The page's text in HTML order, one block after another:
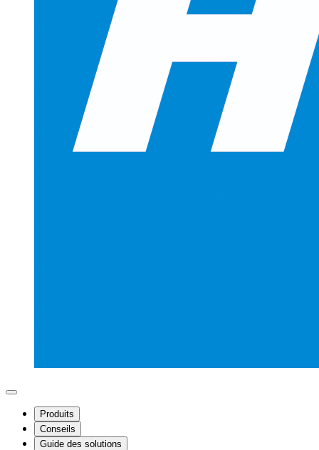
Produits
Conseils
Guide des solutions